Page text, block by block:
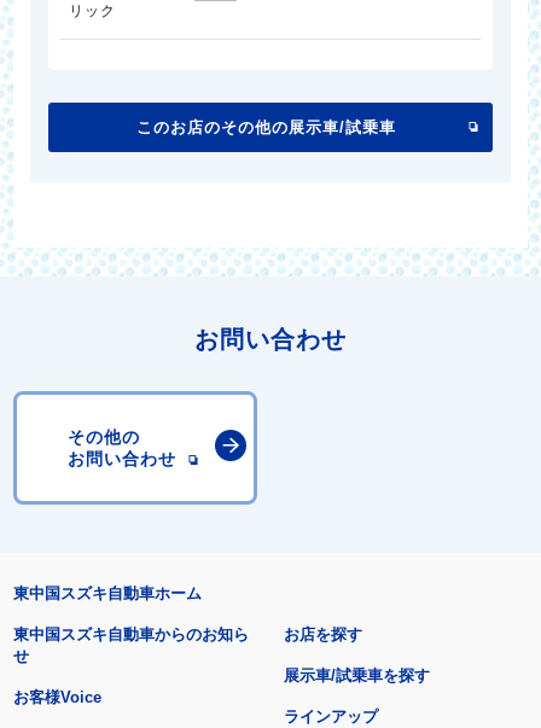
リック
このお店のその他の展示車/試乗車
お問い合わせ
その他の
お問い合わせ
東中国スズキ自動車ホーム
東中国スズキ自動車からのお知ら
せ
お客様Voice
お店を探す
展示車/試乗車を探す
ラインアップ